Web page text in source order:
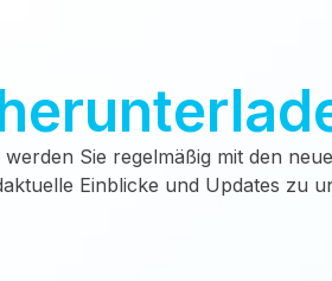
Sie regelmäßig mit den
Einblicke und Updates zu